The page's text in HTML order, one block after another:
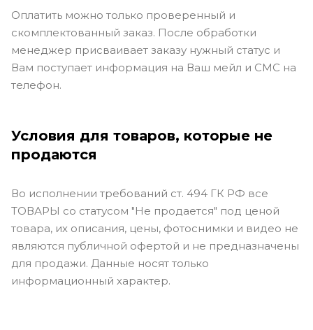
Оплатить можно только проверенный и
скомплектованный заказ. После обработки
менеджер присваивает заказу нужный статус и
Вам поступает информация на Ваш мейл и СМС на
телефон.
Условия для товаров, которые не
продаются
Во исполнении требований ст. 494 ГК РФ все
ТОВАРЫ со статусом "Не продается" под ценой
товара, их описания, цены, фотоснимки и видео не
являются публичной офертой и не предназначены
для продажи. Данные носят только
информационный характер.